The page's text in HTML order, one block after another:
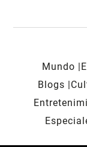
Mundo
Blogs